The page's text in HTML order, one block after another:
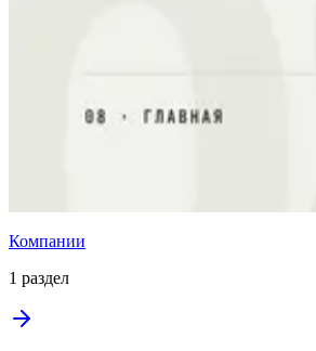
Компании
1 раздел